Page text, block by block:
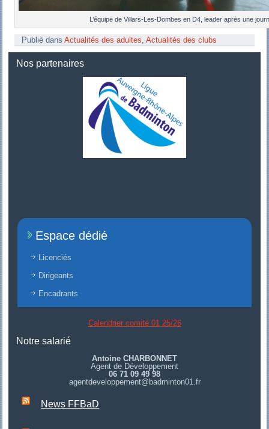
L’équipe de Villars-Les-Dombes en D4, leader après une
Publié dans Actualités des adultes,Actualités des clubs
Nos partenaires
Espace dédié
Licenciés
Dirigeants
Encadrants
Calendrier comité 01 25/26
Notre salarié
Antoine CHARBONNET
Agent de Développement
06 71 09 49 98
agentdeveloppement@badminton01.fr
News FFBaD